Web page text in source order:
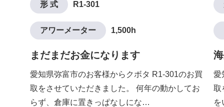
形 式 R1-301
アワーメーター 1,500h
まだまだお金になります
愛知県弥富市のお客様からクボタ R1-301のお買
取をさせていただきました。 何年の動かしてお
らず、倉庫に置きっぱなしにな…
愛
取